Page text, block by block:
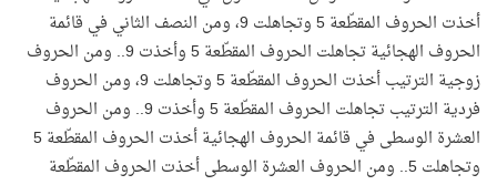
أخذت الحروف المقطّعة 5 وتجاهلت 9، ومن النصف الثاني في قائمة
الحروف الهجائية تجاهلت الحروف المقطّعة 5 وأخذت 9.. ومن الحروف
زوجية الترتيب أخذت الحروف المقطّعة 5 وتجاهلت 9، ومن الحروف
فردية الترتيب تجاهلت الحروف المقطّعة 5 وأخذت 9.. ومن الحروف
العشرة الوسطى في قائمة الحروف الهجائية أخذت الحروف المقطّعة 5
وتجاهلت 5.. ومن الحروف العشرة الوسطى أخذت الحروف المقطّعة